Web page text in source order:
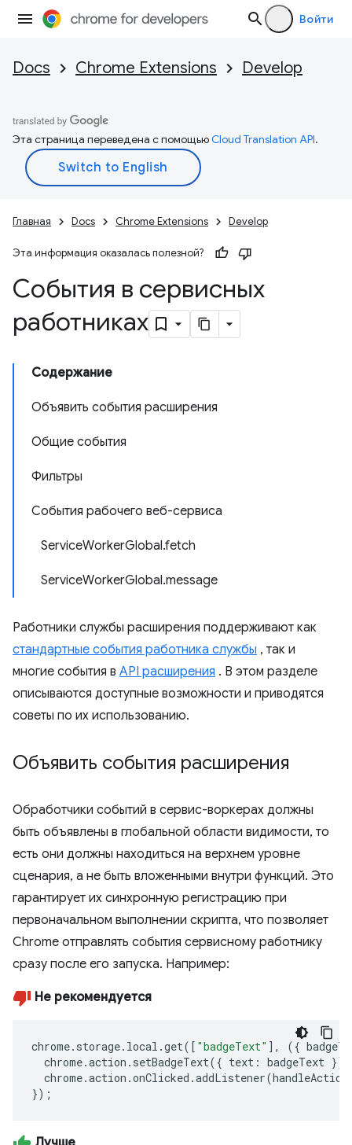
Войти
Docs Chrome Extensions Develop
Эта страница переведена с помощьюCloud Translation API.
Главная Docs Chrome Extensions Develop
Эта информация оказалась полезной?
События в сервисных
работниках
Содержание
Объявить события расширения
Общие события
Фильтры
События рабочего веб-сервиса
ServiceWorkerGlobal.fetch
ServiceWorkerGlobal.message
Работники службы расширения поддерживают как
стандартные события работника службы , так и
многие события в API расширения . В этом разделе
описываются доступные возможности и приводятся
советы по их использованию.
Объявить события расширения
Обработчики событий в сервис-воркерах должны
быть объявлены в глобальной области видимости, то
есть они должны находиться на верхнем уровне
сценария, а не быть вложенными внутри функций. Это
гарантирует их синхронную регистрацию при
первоначальном выполнении скрипта, что позволяет
Chrome отправлять события сервисному работнику
сразу после его запуска. Например:
Не рекомендуется
chrome. storage. local .get([ "badgeText" ], ({
chrome.action . setBadgeText({ text : badgeText });
chrome.action .onClicked .addListener(
});